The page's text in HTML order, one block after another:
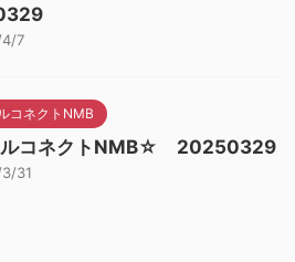
7
コネクトNMB
ルコネクトNMB☆ 20250329
31